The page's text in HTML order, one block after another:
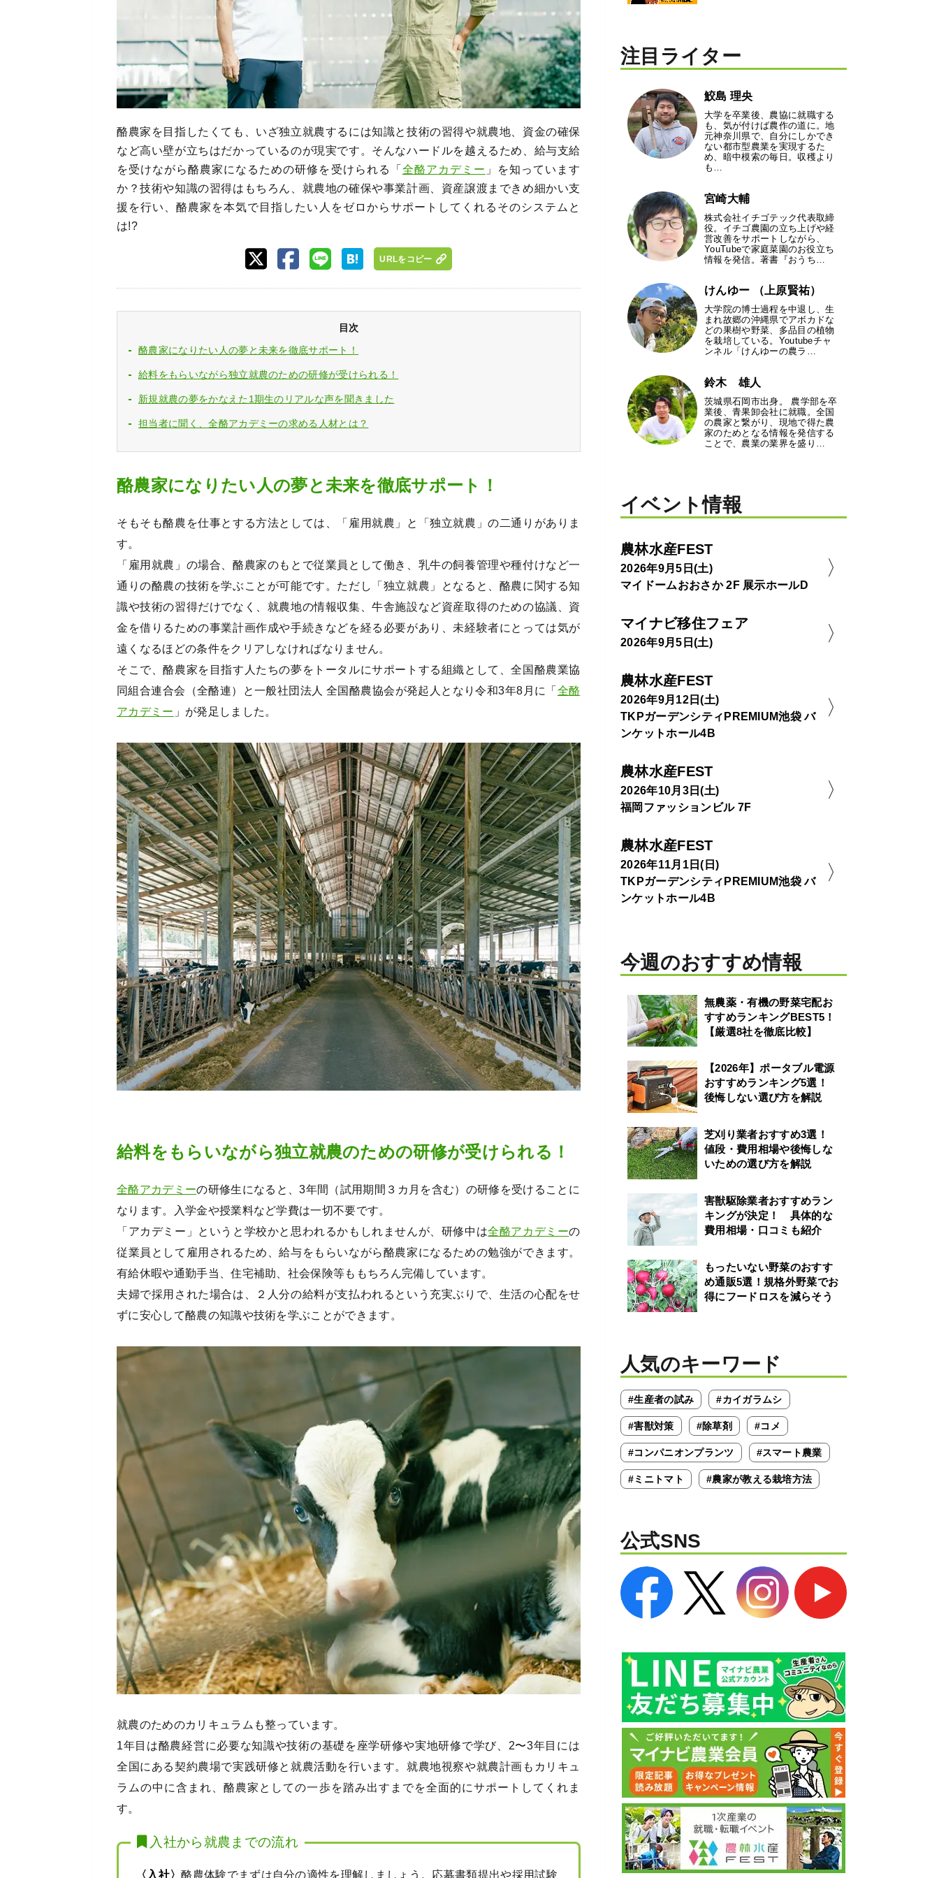
酪農家を目指したくても、いざ独立就農するには知識と技術の習得や就農地、資金の確保
など高い壁が立ちはだかっているのが現実です。そんなハードルを越えるため、給与支給
を受けながら酪農家になるための研修を受けられる「 全酪アカデミー 」を知っています
か？技術や知識の習得はもちろん、就農地の確保や事業計画、資産譲渡まできめ細かい支
援を行い、酪農家を本気で目指したい人をゼロからサポートしてくれるそのシステムと
は!?
URLをコピー
目次
酪農家になりたい人の夢と未来を徹底サポート！
給料をもらいながら独立就農のための研修が受けられる！
新規就農の夢をかなえた1期生のリアルな声を聞きました
担当者に聞く、全酪アカデミーの求める人材とは？
酪農家になりたい人の夢と未来を徹底サポート！
そもそも酪農を仕事とする方法としては、「雇用就農」と「独立就農」の二通りがありま
す。
「雇用就農」の場合、酪農家のもとで従業員として働き、乳牛の飼養管理や種付けなど一
通りの酪農の技術を学ぶことが可能です。ただし「独立就農」となると、酪農に関する知
識や技術の習得だけでなく、就農地の情報収集、牛舎施設など資産取得のための協議、資
金を借りるための事業計画作成や手続きなどを経る必要があり、未経験者にとっては気が
遠くなるほどの条件をクリアしなければなりません。
そこで、酪農家を目指す人たちの夢をトータルにサポートする組織として、全国酪農業協
同組合連合会（全酪連）と一般社団法人 全国酪農協会が発起人となり令和3年8月に「 全酪
アカデミー 」が発足しました。
給料をもらいながら独立就農のための研修が受けられる！
全酪アカデミーの研修生になると、3年間（試用期間３カ月を含む）の研修を受けることに
なります。入学金や授業料など学費は一切不要です。
「アカデミー」というと学校かと思われるかもしれませんが、研修中は全酪アカデミーの
従業員として雇用されるため、給与をもらいながら酪農家になるための勉強ができます。
有給休暇や通勤手当、住宅補助、社会保険等ももちろん完備しています。
夫婦で採用された場合は、２人分の給料が支払われるという充実ぶりで、生活の心配をせ
ずに安心して酪農の知識や技術を学ぶことができます。
就農のためのカリキュラムも整っています。
1年目は酪農経営に必要な知識や技術の基礎を座学研修や実地研修で学び、2〜3年目には
全国にある契約農場で実践研修と就農活動を行います。就農地視察や就農計画もカリキュ
ラムの中に含まれ、酪農家としての一歩を踏み出すまでを全面的にサポートしてくれま
す。
入社から就農までの流れ
〈入社〉酪農体験でまずは自分の適性を理解しましょう。応募書類提出や採用試験
注目ライター
鮫島 理央
大学を卒業後、農協に就職する
も、気が付けば農作の道に。地
元神奈川県で、自分にしかでき
ない都市型農業を実現するた
め、暗中模索の毎日。収穫より
も…
宮崎大輔
株式会社イチゴテック代表取締
役。イチゴ農園の立ち上げや経
営改善をサポートしながら、
YouTubeで家庭菜園のお役立ち
情報を発信。著書『おうち…
けんゆー （上原賢祐）
大学院の博士過程を中退し、生
まれ故郷の沖縄県でアボカドな
どの果樹や野菜、多品目の植物
を栽培している。Youtubeチャ
ンネル「けんゆーの農ラ…
鈴木 雄人
茨城県石岡市出身。 農学部を卒
業後、青果卸会社に就職。全国
の農家と繋がり、現地で得た農
家のためとなる情報を発信する
ことで、農業の業界を盛り…
イベント情報
農林水産FEST
2026年9月5日(土)
マイドームおおさか 2F 展示ホールD
マイナビ移住フェア
2026年9月5日(土)
農林水産FEST
2026年9月12日(土)
TKPガーデンシティPREMIUM池袋 バ
ンケットホール4B
農林水産FEST
2026年10月3日(土)
福岡ファッションビル 7F
農林水産FEST
2026年11月1日(日)
TKPガーデンシティPREMIUM池袋 バ
ンケットホール4B
今週のおすすめ情報
無農薬・有機の野菜宅配お
すすめランキングBEST5！
【厳選8社を徹底比較】
【2026年】ポータブル電源
おすすめランキング5選！
後悔しない選び方を解説
芝刈り業者おすすめ3選！
値段・費用相場や後悔しな
いための選び方を解説
害獣駆除業者おすすめラン
キングが決定！ 具体的な
費用相場・口コミも紹介
もったいない野菜のおすす
め通販5選！規格外野菜でお
得にフードロスを減らそう
人気のキーワード
#生産者の試み #カイガラムシ
#害獣対策 #除草剤 #コメ
#コンパニオンプランツ #スマート農業
#ミニトマト #農家が教える栽培方法
公式SNS